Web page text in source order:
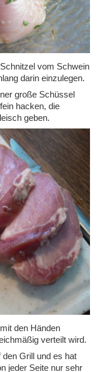
vom Schwein
darin einzulegen.
große Schüssel
hacken, die
geben.
den Händen
verteilt wird.
Grill und es hat
jeder Seite nur sehr